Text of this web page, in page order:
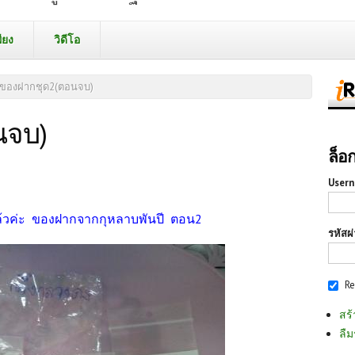
ง วิดีโอ
ของฝากชุด2(ตอนจบ)
บ)
ค่ะ ของฝากจากกุหลาบพันปี ตอน2
ล็อ
รหัส
ส
ลื